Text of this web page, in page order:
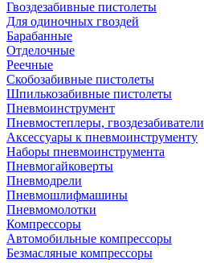
Гвоздезабивные пистолеты
Для одиночных гвоздей
Барабанные
Отделочные
Реечные
Скобозабивные пистолеты
Шпилькозабивные пистолеты
Пневмоинструмент
Пневмостеплеры, гвоздезабиватели
Аксессуары к пневмоинструменту
Наборы пневмоинструмента
Пневмогайковерты
Пневмодрели
Пневмошлифмашины
Пневмомолотки
Компрессоры
Автомобильные компрессоры
Безмасляные компрессоры